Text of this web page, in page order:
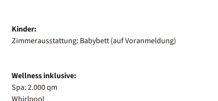
Kinder:
Zimmerausstattung: Babybett (auf Voranmeldung)
Wellness inklusive:
Spa: 2.000 qm